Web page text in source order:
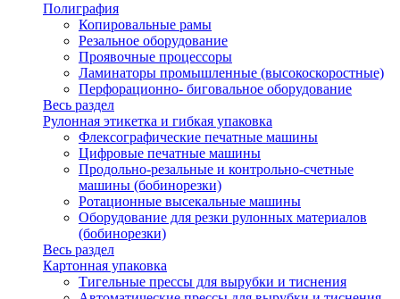
Полиграфия
Копировальные рамы
Резальное оборудование
Проявочные процессоры
Ламинаторы промышленные (высокоскоростные)
Перфорационно- биговальное оборудование
Весь раздел
Рулонная этикетка и гибкая упаковка
Флексографические печатные машины
Цифровые печатные машины
Продольно-резальные и контрольно-счетные
машины (бобинорезки)
Ротационные высекальные машины
Оборудование для резки рулонных материалов
(бобинорезки)
Весь раздел
Картонная упаковка
Тигельные прессы для вырубки и тиснения